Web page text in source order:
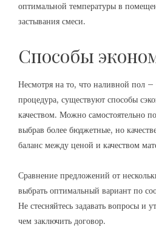
оптимальной температуры в
застывания смеси.
Способы
Несмотря на то, что наливной пол –
процедура, существуют способы
качеством. Можно самостоятельно
выбрав более бюджетные, но
баланс между ценой и качеством
Сравнение предложений от
выбрать оптимальный вариант по
Не стесняйтесь задавать вопросы и
чем заключить договор.